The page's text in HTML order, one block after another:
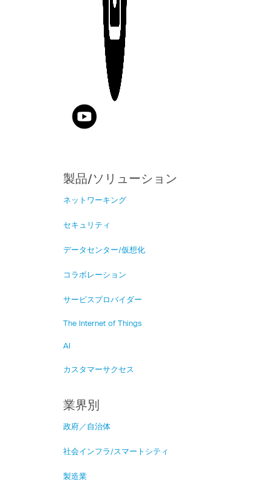
製品/ソリューション
ネットワーキング
セキュリティ
データセンター/仮想化
コラボレーション
サービスプロバイダー
The Internet of Things
AI
カスタマーサクセス
業界別
政府／自治体
社会インフラ/スマートシティ
製造業